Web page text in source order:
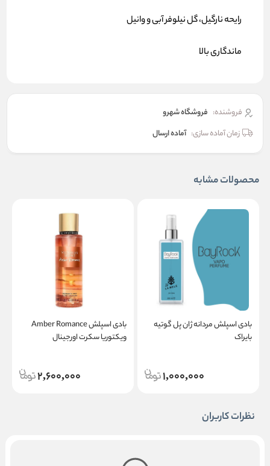
رایحه نارگیل، گل نیلوفر آبی و وانیل
ماندگاری بالا
فروشنده: فروشگاه شهرو
زمان آماده سازی: آماده ارسال
محصولات مشابه
بادی اسپلش مردانه ژان پل گوتیه
بایراک
1,000,000
بادی اسپلش Amber Romance
ویکتوریا سکرت اورجینال
2,600,000
نظرات کاربران